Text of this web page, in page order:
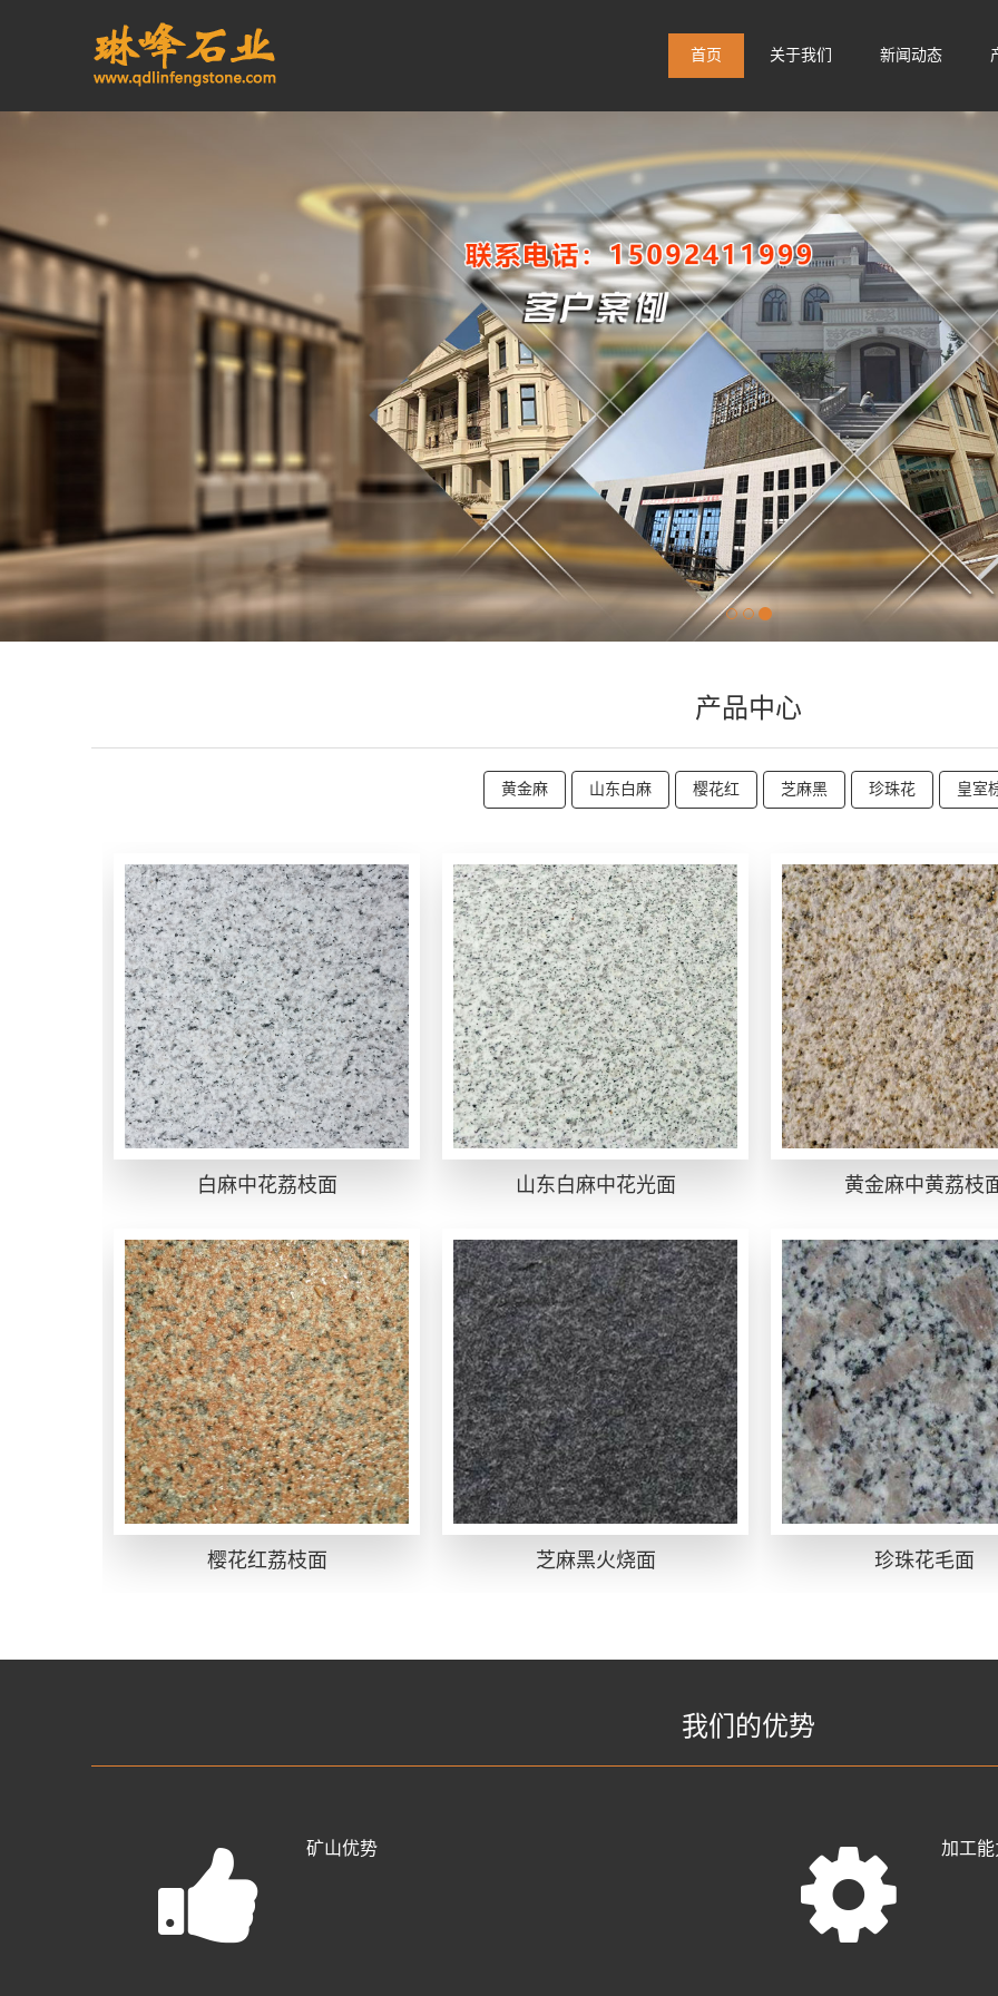
首页 关于我们 新闻动态
产品中心
黄金麻 山东白麻 樱花红 芝麻黑 珍珠花 皇室
白麻中花荔枝面 山东白麻中花光面 黄金麻中黄荔枝
樱花红荔枝面 芝麻黑火烧面 珍珠花毛面
我们的优势
矿山优势 加工能